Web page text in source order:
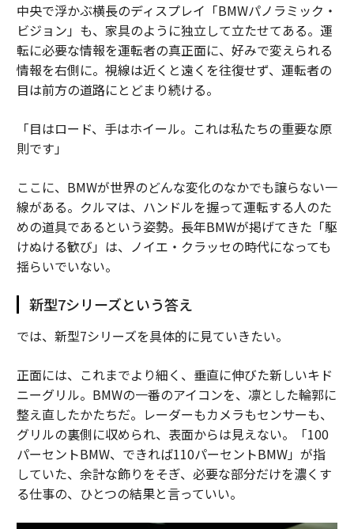
中央で浮かぶ横長のディスプレイ「BMWパノラミック・
ビジョン」も、家具のように独立して立たせてある。運
転に必要な情報を運転者の真正面に、好みで変えられる
情報を右側に。視線は近くと遠くを往復せず、運転者の
目は前方の道路にとどまり続ける。
「目はロード、手はホイール。これは私たちの重要な原
則です」
ここに、BMWが世界のどんな変化のなかでも譲らない一
線がある。クルマは、ハンドルを握って運転する人のた
めの道具であるという姿勢。長年BMWが掲げてきた「駆
けぬける歓び」は、ノイエ・クラッセの時代になっても
揺らいでいない。
新型7シリーズという答え
では、新型7シリーズを具体的に見ていきたい。
正面には、これまでより細く、垂直に伸びた新しいキド
ニーグリル。BMWの一番のアイコンを、凛とした輪郭に
整え直したかたちだ。レーダーもカメラもセンサーも、
グリルの裏側に収められ、表面からは見えない。「100
パーセントBMW、できれば110パーセントBMW」が指
していた、余計な飾りをそぎ、必要な部分だけを濃くす
る仕事の、ひとつの結果と言っていい。